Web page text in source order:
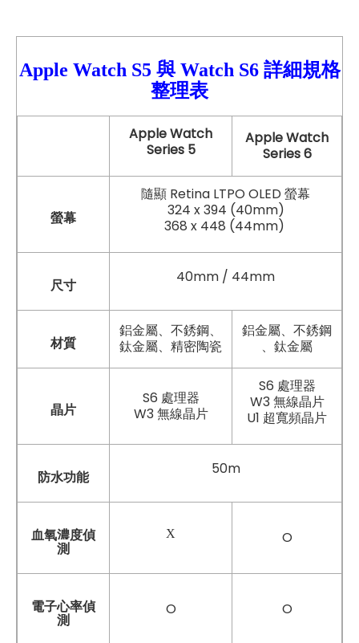
Apple Watch S5 與 Watch S6 詳細規格
整理表
Apple Watch
Series 5
Apple Watch
Series 6
螢幕
隨顯 Retina LTPO OLED 螢幕
324 x 394 (40mm)
368 x 448 (44mm)
尺寸 40mm / 44mm
材質
鋁金屬、不銹鋼、
鈦金屬、精密陶瓷
鋁金屬、不銹鋼
、鈦金屬
晶片
S6 處理器
W3 無線晶片
S6 處理器
W3 無線晶片
U1 超寬頻晶片
防水功能 50m
血氧濃度偵
測
X O
電子心率偵
測
O O